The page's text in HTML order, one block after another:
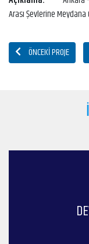
Arası Şevlerine
ÖNCEKI PROJE